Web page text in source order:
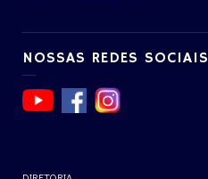
NOSSAS REDES SOCIAIS